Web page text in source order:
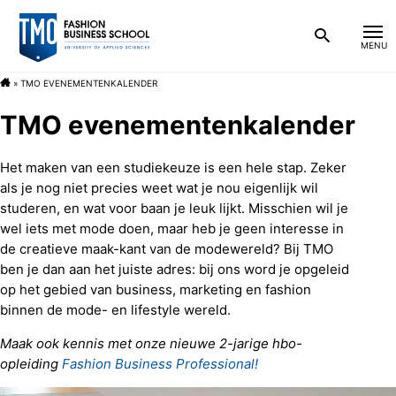
FAQ
Contact
Mijn TMO
Persoonlijk en betrokken
Studieopbouw Bachelor
Vakken
Onze docenten
Praktische informatie
Inschrijven
Instromen in februari
TMO voor ouders
TMO development center
TextileLAB
RetailLAB
Over de opleiding
Persoonlijk en betrokken
Studieopbouw Associate degree
Vakken
Praktische informatie
Inschrijven
Kosten
Na de studie
Beroepen
Waar werken onze alumni
Carrièrekansen
Over TMO
Ambitie 2025
Informatie voor studiekeuzeadviseurs
Nieuws
Blog
» TMO EVENEMENTENKALENDER
TMO evenementenkalender
Het maken van een studiekeuze is een hele stap. Zeker
als je nog niet precies weet wat je nou eigenlijk wil
studeren, en wat voor baan je leuk lijkt. Misschien wil je
wel iets met mode doen, maar heb je geen interesse in
de creatieve maak-kant van de modewereld? Bij TMO
ben je dan aan het juiste adres: bij ons word je opgeleid
op het gebied van business, marketing en fashion
binnen de mode- en lifestyle wereld.
Maak ook kennis met onze nieuwe 2-jarige hbo-
opleiding Fashion Business Professional!